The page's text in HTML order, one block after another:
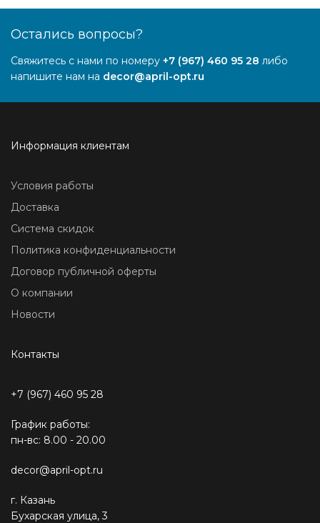
Остались вопросы?
Свяжитесь с нами по номеру +7 (967) 460 95 28 либо
напишите нам на decor@april-opt.ru
Информация клиентам
Условия работы
Доставка
Система скидок
Политика конфиденциальности
Договор публичной оферты
О компании
Новости
Контакты
+7 (967) 460 95 28
График работы:
пн-вс: 8.00 - 20.00
decor@april-opt.ru
г. Казань
Бухарская улица, 3